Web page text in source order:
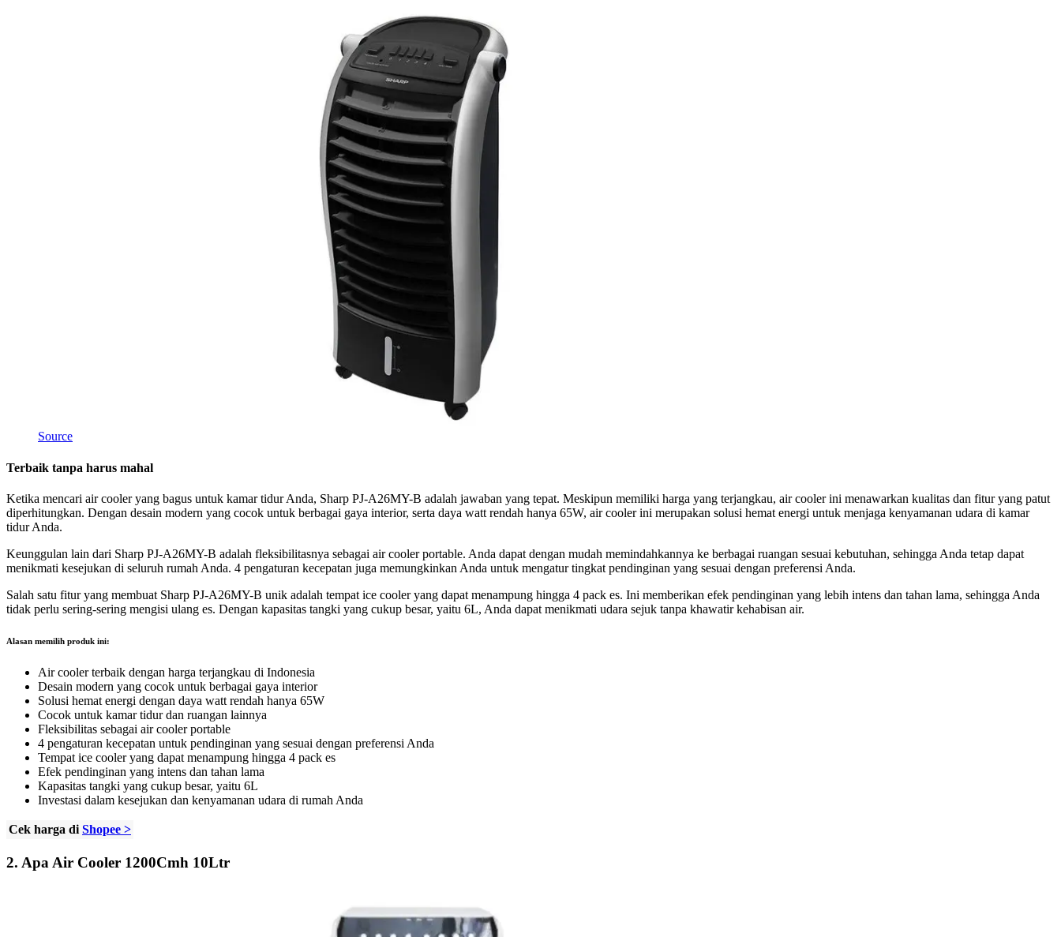
Source
Terbaik tanpa harus mahal
Ketika mencari air cooler yang bagus untuk kamar tidur Anda, Sharp PJ-A26MY-B adalah jawaban yang tepat. Meskipun memiliki harga yang terjangkau, air cooler ini menawarkan kualitas dan fitur yang patut
diperhitungkan. Dengan desain modern yang cocok untuk berbagai gaya interior, serta daya watt rendah hanya 65W, air cooler ini merupakan solusi hemat energi untuk menjaga kenyamanan udara di kamar
tidur Anda.
Keunggulan lain dari Sharp PJ-A26MY-B adalah fleksibilitasnya sebagai air cooler portable. Anda dapat dengan mudah memindahkannya ke berbagai ruangan sesuai kebutuhan, sehingga Anda tetap dapat
menikmati kesejukan di seluruh rumah Anda. 4 pengaturan kecepatan juga memungkinkan Anda untuk mengatur tingkat pendinginan yang sesuai dengan preferensi Anda.
Salah satu fitur yang membuat Sharp PJ-A26MY-B unik adalah tempat ice cooler yang dapat menampung hingga 4 pack es. Ini memberikan efek pendinginan yang lebih intens dan tahan lama, sehingga Anda
tidak perlu sering-sering mengisi ulang es. Dengan kapasitas tangki yang cukup besar, yaitu 6L, Anda dapat menikmati udara sejuk tanpa khawatir kehabisan air.
Alasan memilih produk ini:
Air cooler terbaik dengan harga terjangkau di Indonesia
Desain modern yang cocok untuk berbagai gaya interior
Solusi hemat energi dengan daya watt rendah hanya 65W
Cocok untuk kamar tidur dan ruangan lainnya
Fleksibilitas sebagai air cooler portable
4 pengaturan kecepatan untuk pendinginan yang sesuai dengan preferensi Anda
Tempat ice cooler yang dapat menampung hingga 4 pack es
Efek pendinginan yang intens dan tahan lama
Kapasitas tangki yang cukup besar, yaitu 6L
Investasi dalam kesejukan dan kenyamanan udara di rumah Anda
Cek harga di Shopee >
2. Apa Air Cooler 1200Cmh 10Ltr